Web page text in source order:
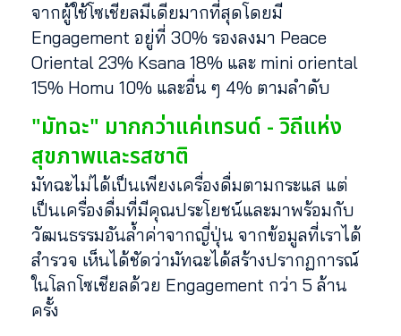
จากผู้ใช้โซเชียลมีเดียมากที่สุดโดยมี
Engagement อยู่ที่ 30% รองลงมา Peace
Oriental 23% Ksana 18% และ mini oriental
15% Homu 10% และอื่น ๆ 4% ตามลำดับ
"มัทฉะ" มากกว่าแค่เทรนด์ - วิถีแห่ง
สุขภาพและรสชาติ
มัทฉะไม่ได้เป็นเพียงเครื่องดื่มตามกระแส แต่
เป็นเครื่องดื่มที่มีคุณประโยชน์และมาพร้อมกับ
วัฒนธรรมอันล้ำค่าจากญี่ปุ่น จากข้อมูลที่เราได้
สำรวจ เห็นได้ชัดว่ามัทฉะได้สร้างปรากฏการณ์
ในโลกโซเชียลด้วย Engagement กว่า 5 ล้าน
ครั้ง